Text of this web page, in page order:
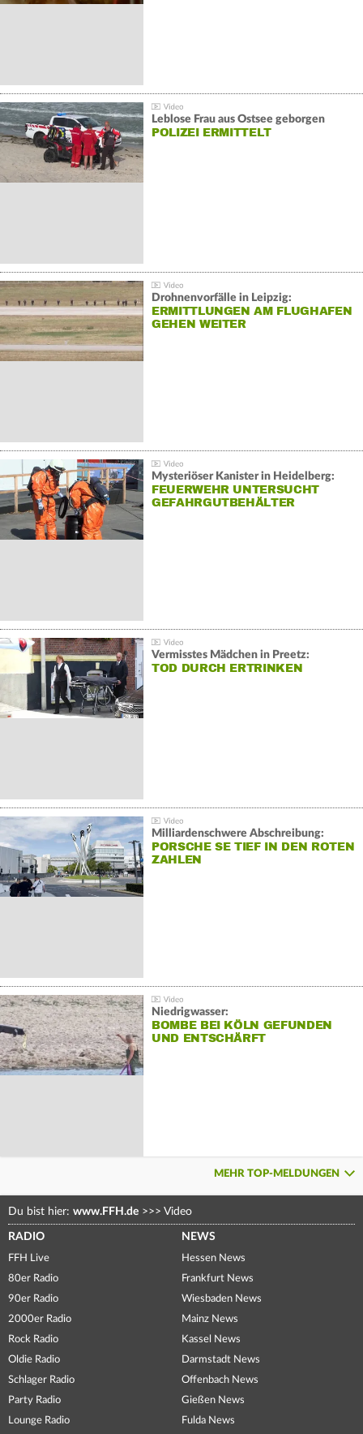
Leblose Frau aus Ostsee geborgen
POLIZEI ERMITTELT
Drohnenvorfälle in Leipzig:
ERMITTLUNGEN AM FLUGHAFEN
GEHEN WEITER
Mysteriöser Kanister in Heidelberg:
FEUERWEHR UNTERSUCHT
GEFAHRGUTBEHÄLTER
Vermisstes Mädchen in Preetz:
TOD DURCH ERTRINKEN
Milliardenschwere Abschreibung:
PORSCHE SE TIEF IN DEN ROTEN
ZAHLEN
Niedrigwasser:
BOMBE BEI KÖLN GEFUNDEN
UND ENTSCHÄRFT
MEHR TOP-MELDUNGEN
Du bist hier: www.FFH.de >>> Video
RADIO
FFH Live
80er Radio
90er Radio
2000er Radio
Rock Radio
Oldie Radio
Schlager Radio
Party Radio
Lounge Radio
NEWS
Hessen News
Frankfurt News
Wiesbaden News
Mainz News
Kassel News
Darmstadt News
Offenbach News
Gießen News
Fulda News